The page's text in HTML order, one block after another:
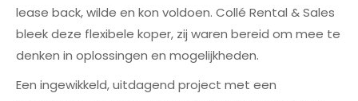
lease back, wilde en kon voldoen. Collé Rental & Sales
bleek deze flexibele koper, zij waren bereid om mee te
denken in oplossingen en mogelijkheden.
Een ingewikkeld, uitdagend project met een